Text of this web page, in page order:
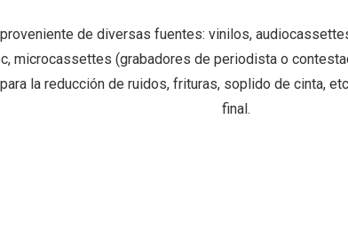
de diversas fuentes: vinilos,
microcassettes (grabadores de periodista o
la reducción de ruidos, frituras, soplido de cinta,
final.